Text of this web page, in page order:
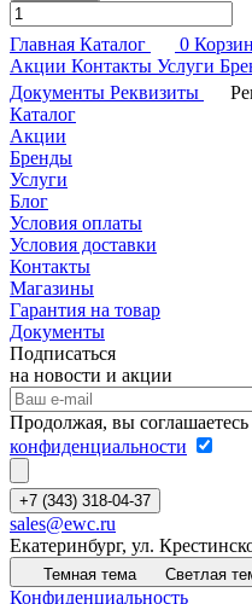
Главная Каталог 0
Акции Контакты Услуги
Документы Реквизиты
Каталог
Акции
Бренды
Услуги
Блог
Условия оплаты
Условия доставки
Контакты
Магазины
Гарантия на товар
Документы
Подписаться
на новости и акции
Продолжая, вы соглашаетесь
конфиденциальности
+7 (343) 318-04-37
sales@ewc.ru
Екатеринбург, ул.
Темная тема Светлая
Конфиденциальность